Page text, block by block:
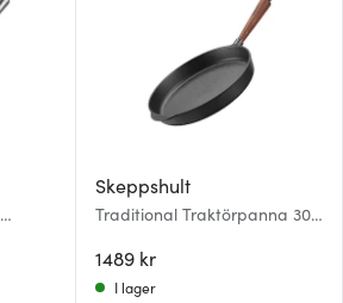
Skeppshult
Traditional Traktörpanna 30
1489 kr
I lager